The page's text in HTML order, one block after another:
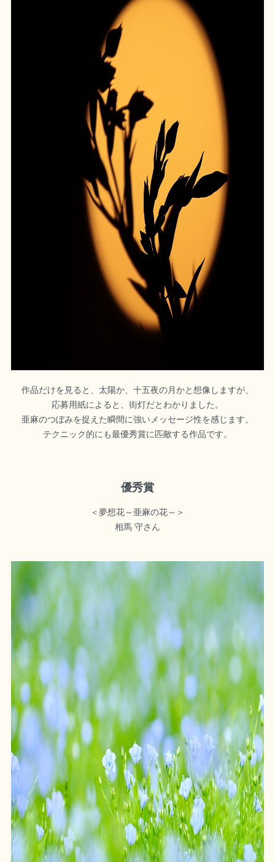
作品だけを見ると、太陽か、十五夜の月かと想像しますが、
応募用紙によると、街灯だとわかりました。
亜麻のつぼみを捉えた瞬間に強いメッセージ性を感じます。
テクニック的にも最優秀賞に匹敵する作品です。
優秀賞
＜夢想花～亜麻の花～＞
相馬 守さん